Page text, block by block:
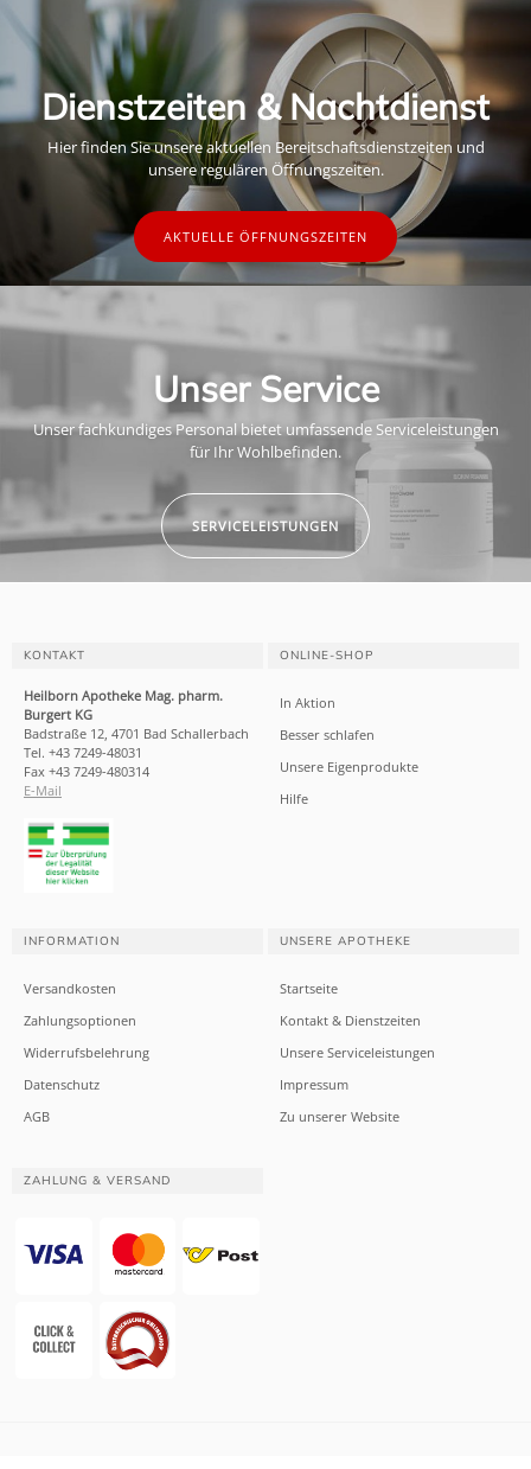
Dienstzeiten & Nachtdienst
Hier finden Sie unsere aktuellen Bereitschaftsdienstzeiten und
unsere regulären Öffnungszeiten.
AKTUELLE ÖFFNUNGSZEITEN
Unser Service
Unser fachkundiges Personal bietet umfassende Serviceleistungen
für Ihr Wohlbefinden.
SERVICELEISTUNGEN
KONTAKT
Heilborn Apotheke Mag. pharm.
Burgert KG
Badstraße 12, 4701 Bad Schallerbach
Tel. +43 7249-48031
Fax +43 7249-480314
E-Mail
ONLINE-SHOP
In Aktion
Besser schlafen
Unsere Eigenprodukte
Hilfe
INFORMATION
Versandkosten
Zahlungsoptionen
Widerrufsbelehrung
Datenschutz
AGB
UNSERE APOTHEKE
Startseite
Kontakt & Dienstzeiten
Unsere Serviceleistungen
Impressum
Zu unserer Website
ZAHLUNG & VERSAND